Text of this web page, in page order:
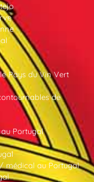
Pays du Vin Vert
de
Portugal
médical au Portugal